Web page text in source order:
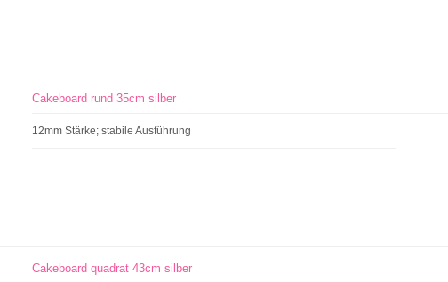
Cakeboard rund 35cm silber
12mm Stärke; stabile Ausführung
Cakeboard quadrat 43cm silber